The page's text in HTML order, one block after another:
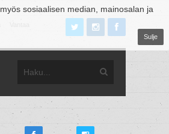
sosiaalisen median, mainosalan ja
Sulje